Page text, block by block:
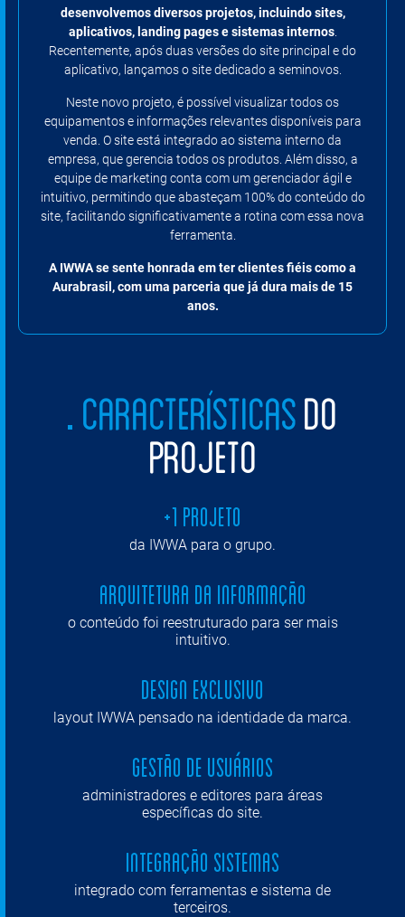
desenvolvemos diversos projetos, incluindo sites,
aplicativos, landing pages e sistemas internos.
Recentemente, após duas versões do site principal e do
aplicativo, lançamos o site dedicado a seminovos.
Neste novo projeto, é possível visualizar todos os
equipamentos e informações relevantes disponíveis para
venda. O site está integrado ao sistema interno da
empresa, que gerencia todos os produtos. Além disso, a
equipe de marketing conta com um gerenciador ágil e
intuitivo, permitindo que abasteçam 100% do conteúdo do
site, facilitando significativamente a rotina com essa nova
ferramenta.
A IWWA se sente honrada em ter clientes fiéis como a
Aurabrasil, com uma parceria que já dura mais de 15
anos.
CARACTERÍSTICASDO
PROJETO
+1 projeto
da IWWA para o grupo.
Arquitetura da informação
o conteúdo foi reestruturado para ser mais
intuitivo.
Design Exclusivo
layout IWWA pensado na identidade da marca.
Gestão de usuários
administradores e editores para áreas
específicas do site.
Integração Sistemas
integrado com ferramentas e sistema de
terceiros.